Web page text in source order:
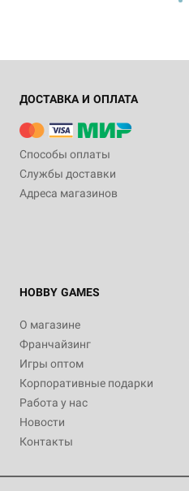
ДОСТАВКА И ОПЛАТА
Способы оплаты
Службы доставки
Адреса магазинов
HOBBY GAMES
О магазине
Франчайзинг
Игры оптом
Корпоративные подарки
Работа у нас
Новости
Контакты